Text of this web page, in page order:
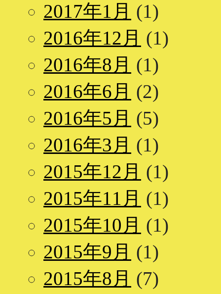
2017年1月 (1)
2016年12月 (1)
2016年8月 (1)
2016年6月 (2)
2016年5月 (5)
2016年3月 (1)
2015年12月 (1)
2015年11月 (1)
2015年10月 (1)
2015年9月 (1)
2015年8月 (7)